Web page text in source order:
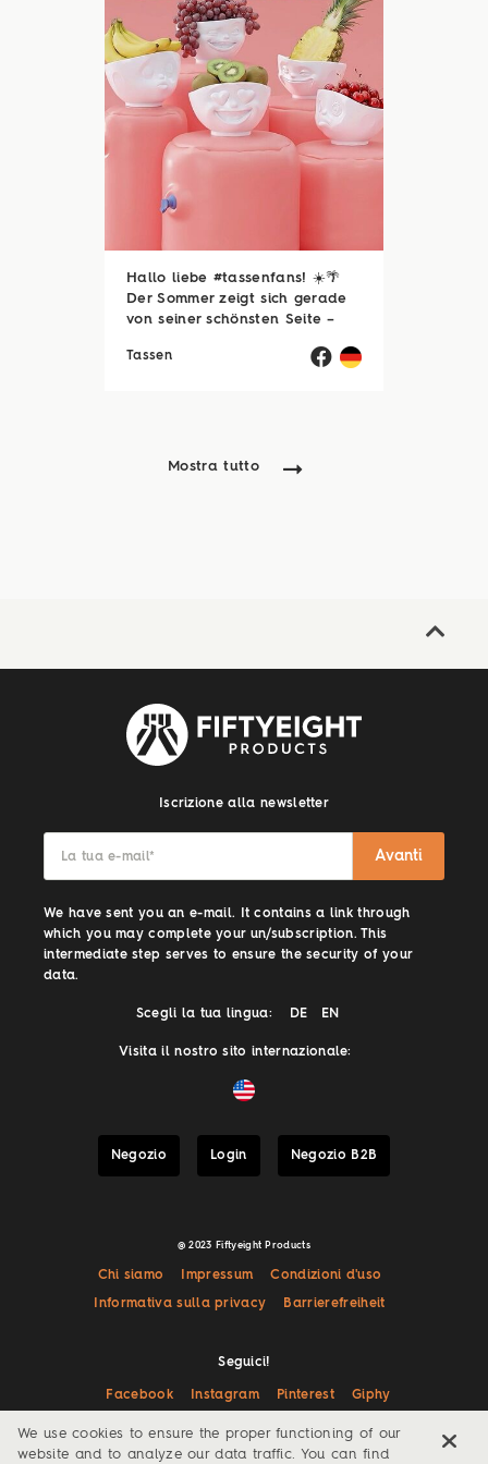
Hallo liebe #tassenfans! ☀️🌴
Der Sommer zeigt sich gerade
von seiner schönsten Seite –
einzelne Sonnenstunde! 😎☀️
Tassen
Mostra tutto
Iscrizione alla newsletter
La tua e-mail* Avanti
We have sent you an e-mail. It contains a link through
which you may complete your un/subscription. This
intermediate step serves to ensure the security of your
data.
Scegli la tua lingua: DE EN
Visita il nostro sito internazionale:
Negozio Login Negozio B2B
@ 2023 Fiftyeight Products
Chi siamo Impressum Condizioni d'uso
Informativa sulla privacy Barrierefreiheit
Seguici!
Facebook Instagram Pinterest Giphy
We use cookies to ensure the proper functioning of our
website and to analyze our data traffic. You can find